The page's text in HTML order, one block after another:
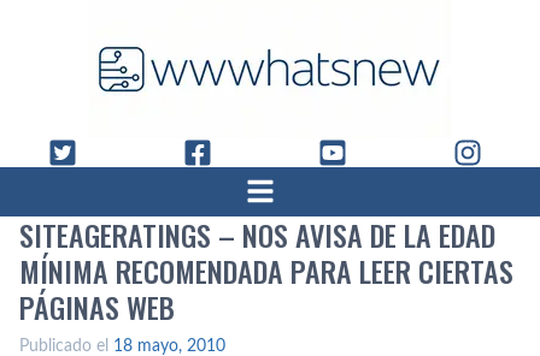
SITEAGERATINGS – NOS AVISA DE LA EDAD
MÍ­NIMA RECOMENDADA PARA LEER CIERTAS
PÁGINAS WEB
Publicado el 18 mayo, 2010